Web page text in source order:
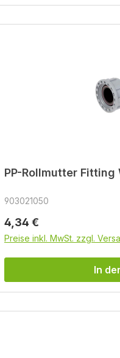
PP-Rollmutter Fitting
903021050
Regulärer Preis:
4,34 €
Preise inkl. MwSt. zzgl.
In